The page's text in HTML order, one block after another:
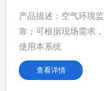
产品描述：空气环境
靠；可根据现场需求
使用本系统
查看详情